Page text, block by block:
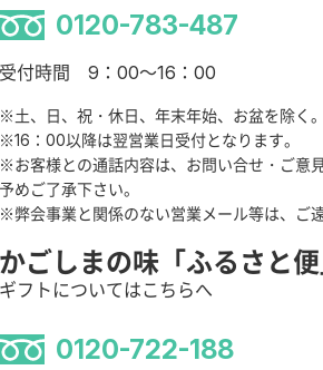
0120-783-487
受付時間 9：00～16：00
※土、日、祝・休日、年末年始、お盆を除く。
※16：00以降は翌営業日受付となります。
※お客様との通話内容は、お問い合せ・ご意
予めご了承下さい。
※弊会事業と関係のない営業メール等は、ご
かごしまの味「ふるさと便
ギフトについてはこちらへ
0120-722-188